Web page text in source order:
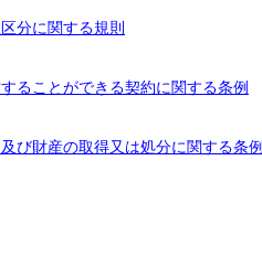
分に関する規則
ることができる契約に関する条例
び財産の取得又は処分に関する条例